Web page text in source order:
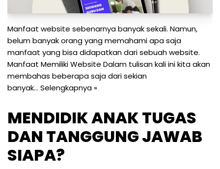
Manfaat website sebenarnya banyak sekali. Namun,
belum banyak orang yang memahami apa saja
manfaat yang bisa didapatkan dari sebuah website.
Manfaat Memiliki Website Dalam tulisan kali ini kita akan
membahas beberapa saja dari sekian
banyak… Selengkapnya »
MENDIDIK ANAK TUGAS
DAN TANGGUNG JAWAB
SIAPA?